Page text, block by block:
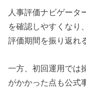
人事評価ナビゲータ
を確認しやすくなり
評価期間を振り返れ
一方、初回運用では
がかかった点も公式